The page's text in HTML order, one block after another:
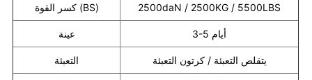
كسر القوة (BS) 2500daN / 2500KG / 5500LBS
عينة 3-5 أيام
التعبئة يتقلص التعبئة / كرتون التعبئة